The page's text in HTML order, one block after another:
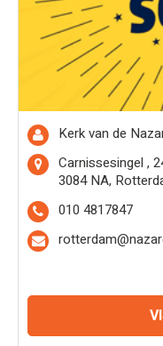
Kerk van de
Carnissesingel ,
3084 NA,
010 4817847